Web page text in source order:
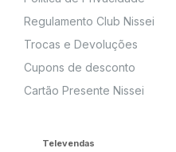
Regulamento Club Nissei
Trocas e Devoluções
Cupons de desconto
Cartão Presente Nissei
Televendas